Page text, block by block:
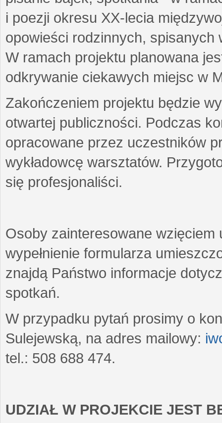
i poezji okresu XX-lecia
opowieści rodzinnych,
W ramach projektu planowana
odkrywanie ciekawych miejsc w
Zakończeniem projektu będzie
otwartej publiczności. Podczas
opracowane przez uczestników
wykładowcę warsztatów.
się profesjonaliści.
Osoby zainteresowane wzięciem
wypełnienie formularza
znajdą Państwo informacje
spotkań.
W przypadku pytań prosimy o
Sulejewską, na adres mailowy:
tel.: 508 688 474.
UDZIAŁ W PROJEKCIE JEST